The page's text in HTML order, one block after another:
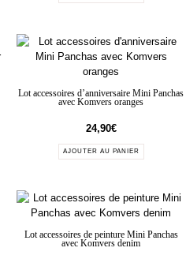
Lot accessoires d’anniversaire Mini Panchas
avec Komvers oranges
24,90€
AJOUTER AU PANIER
Lot accessoires de peinture Mini Panchas
avec Komvers denim